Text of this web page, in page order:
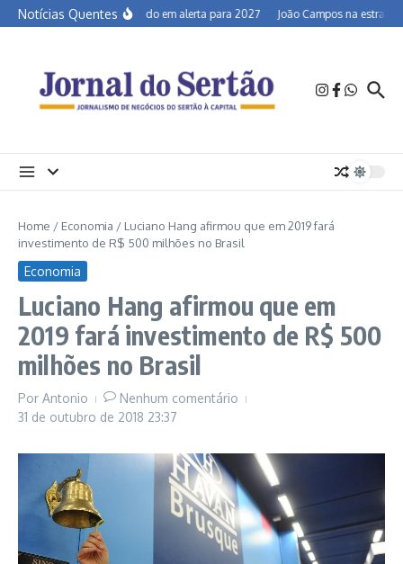
Ir para o conteúdo
Notícias QuentesSemiárido em alerta para 2027 João Campos na estrada
Home / Economia / Luciano Hang afirmou que em 2019 fará
investimento de R$ 500 milhões no Brasil
Economia
Luciano Hang afirmou que em
2019 fará investimento de R$ 500
milhões no Brasil
Por Antonio
Nenhum comentário
31 de outubro de 2018 23:37